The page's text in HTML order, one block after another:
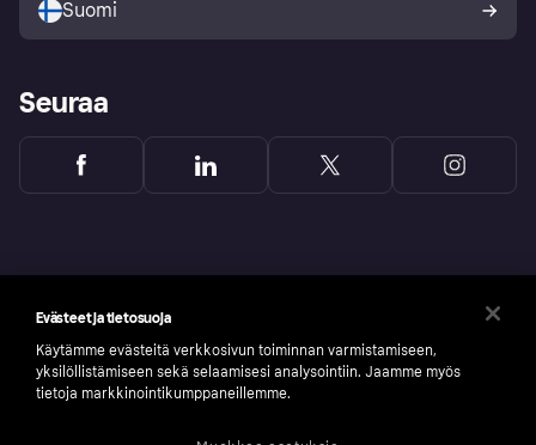
Suomi
Seuraa
Evästeet ja tietosuoja
Käytämme evästeitä verkkosivun toiminnan varmistamiseen,
yksilöllistämiseen sekä selaamisesi analysointiin. Jaamme myös
tietoja markkinointikumppaneillemme.